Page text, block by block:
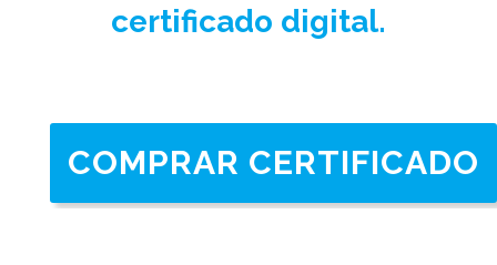
certificado digital.
COMPRAR CERTIFICADO